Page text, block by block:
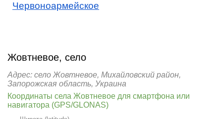
Червоноармейское
Жовтневое, село
Адрес: село Жовтневое, Михайловский район,
Запорожская область, Украина
Координаты села Жовтневое для смартфона или
навигатора (GPS/GLONAS)